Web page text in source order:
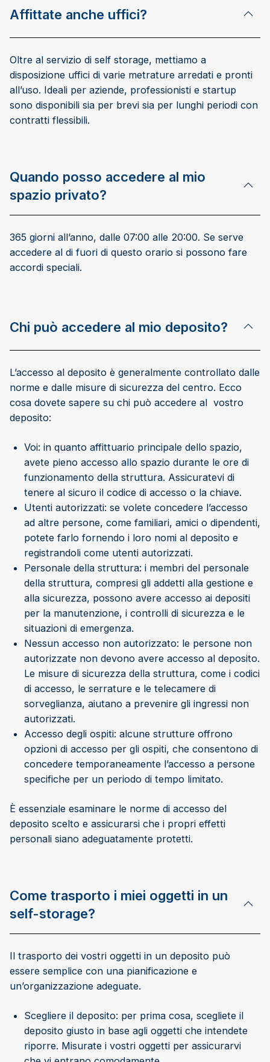
Affittate anche uffici?
Oltre al servizio di self storage, mettiamo a
disposizione uffici di varie metrature arredati e pronti
all’uso. Ideali per aziende, professionisti e startup
sono disponibili sia per brevi sia per lunghi periodi con
contratti flessibili.
Quando posso accedere al mio
spazio privato?
365 giorni all’anno, dalle 07:00 alle 20:00. Se serve
accedere al di fuori di questo orario si possono fare
accordi speciali.
Chi può accedere al mio deposito?
L’accesso al deposito è generalmente controllato dalle
norme e dalle misure di sicurezza del centro. Ecco
cosa dovete sapere su chi può accedere al vostro
deposito:
Voi: in quanto affittuario principale dello spazio,
avete pieno accesso allo spazio durante le ore di
funzionamento della struttura. Assicuratevi di
tenere al sicuro il codice di accesso o la chiave.
Utenti autorizzati: se volete concedere l’accesso
ad altre persone, come familiari, amici o dipendenti,
potete farlo fornendo i loro nomi al deposito e
registrandoli come utenti autorizzati.
Personale della struttura: i membri del personale
della struttura, compresi gli addetti alla gestione e
alla sicurezza, possono avere accesso ai depositi
per la manutenzione, i controlli di sicurezza e le
situazioni di emergenza.
Nessun accesso non autorizzato: le persone non
autorizzate non devono avere accesso al deposito.
Le misure di sicurezza della struttura, come i codici
di accesso, le serrature e le telecamere di
sorveglianza, aiutano a prevenire gli ingressi non
autorizzati.
Accesso degli ospiti: alcune strutture offrono
opzioni di accesso per gli ospiti, che consentono di
concedere temporaneamente l’accesso a persone
specifiche per un periodo di tempo limitato.
È essenziale esaminare le norme di accesso del
deposito scelto e assicurarsi che i propri effetti
personali siano adeguatamente protetti.
Come trasporto i miei oggetti in un
self-storage?
Il trasporto dei vostri oggetti in un deposito può
essere semplice con una pianificazione e
un’organizzazione adeguate.
Scegliere il deposito: per prima cosa, scegliete il
deposito giusto in base agli oggetti che intendete
riporre. Misurate i vostri oggetti per assicurarvi